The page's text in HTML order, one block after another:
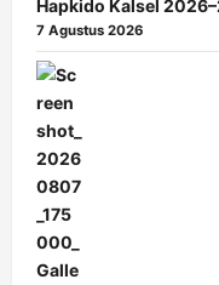
Hapkido Kalsel
7 Agustus 2026